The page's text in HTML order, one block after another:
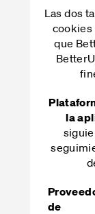
Las dos
cookies
que
la
de